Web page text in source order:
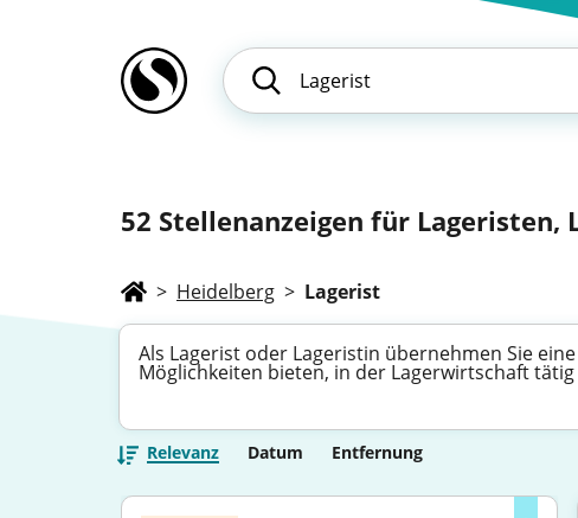
52 Stellenanzeigen für Lageristen,
> Heidelberg > Lagerist
Als Lagerist oder Lageristin übernehmen Sie
Möglichkeiten bieten, in der Lagerwirtschaft
Relevanz Datum Entfernung